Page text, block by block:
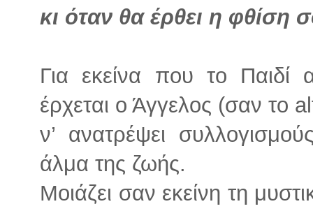
κι όταν θα έρθει η φθίση
Για εκείνα που το Παιδί
έρχεται ο Άγγελος (σαν το
ν’ ανατρέψει
άλμα της ζωής.
Μοιάζει σαν εκείνη τη